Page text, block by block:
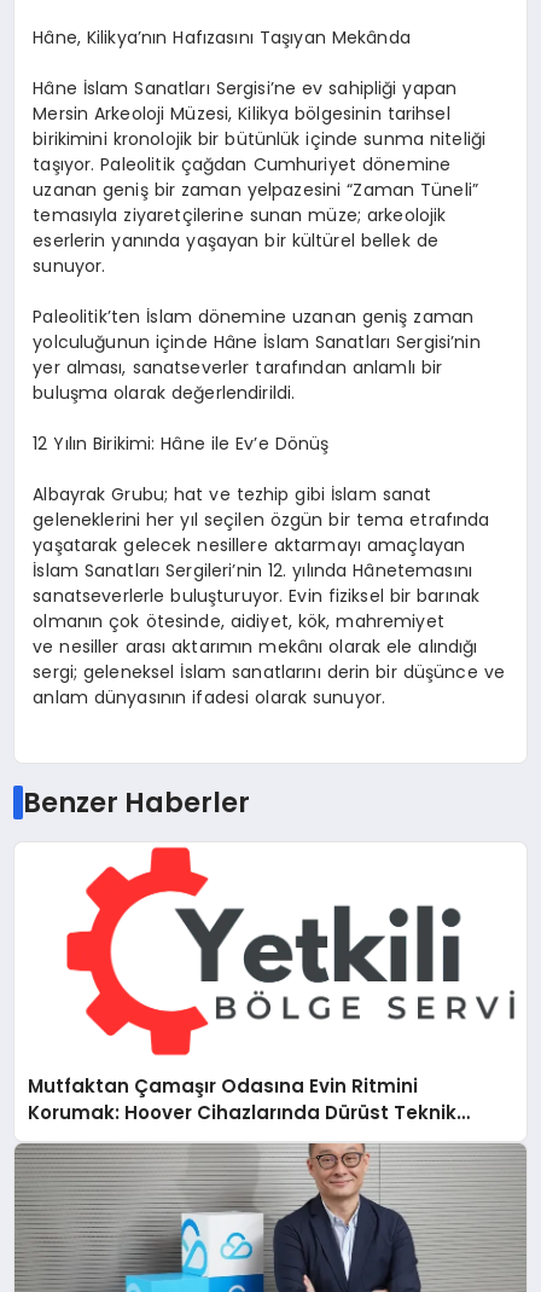
Hâne, Kilikya’nın Hafızasını Taşıyan Mekânda
Hâne İslam Sanatları Sergisi’ne ev sahipliği yapan
Mersin Arkeoloji Müzesi, Kilikya bölgesinin tarihsel
birikimini kronolojik bir bütünlük içinde sunma niteliği
taşıyor. Paleolitik çağdan Cumhuriyet dönemine
uzanan geniş bir zaman yelpazesini “Zaman Tüneli”
temasıyla ziyaretçilerine sunan müze; arkeolojik
eserlerin yanında yaşayan bir kültürel bellek de
sunuyor.
Paleolitik’ten İslam dönemine uzanan geniş zaman
yolculuğunun içinde Hâne İslam Sanatları Sergisi’nin
yer alması, sanatseverler tarafından anlamlı bir
buluşma olarak değerlendirildi.
12 Yılın Birikimi:Hâne ile Ev’e Dönüş
Albayrak Grubu; hat ve tezhip gibi İslam sanat
geleneklerini her yıl seçilen özgün bir tema etrafında
yaşatarak gelecek nesillere aktarmayı amaçlayan
İslam SanatlarıSergileri’nin 12. yılındaHânetemasını
sanatseverlerle buluşturuyor. Evin fiziksel bir barınak
olmanın çok ötesinde, aidiyet, kök, mahremiyet
ve nesiller arası aktarımın mekânı olarak ele alındığı
sergi; geleneksel İslam sanatlarını derin bir düşünce ve
anlam dünyasının ifadesi olarak sunuyor.
Benzer Haberler
Mutfaktan Çamaşır Odasına Evin Ritmini
Korumak: Hoover Cihazlarında Dürüst Teknik
Destek Deneyimi